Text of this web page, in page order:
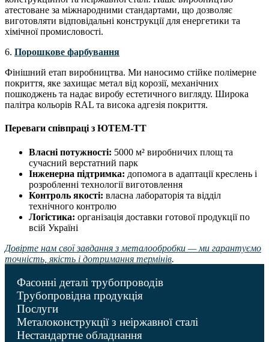
атестоване за міжнародними стандартами, що дозволяє
виготовляти відповідальні конструкції для енергетики та
хімічної промисловості.
6. Порошкове фарбування
Фінішний етап виробництва. Ми наносимо стійке полімерне
покриття, яке захищає метал від корозії, механічних
пошкоджень та надає виробу естетичного вигляду. Широка
палітра кольорів RAL та висока адгезія покриття.
Переваги співпраці з ЮТЕМ-ТТ
Власні потужності: 5000 м² виробничих площ та
сучасний верстатний парк
Інженерна підтримка: допомога в адаптації креслень і
розробленні технології виготовлення
Контроль якості: власна лабораторія та відділ
технічного контролю
Логістика: організація доставки готової продукції по
всій Україні
Довірте нам свої завдання з металообробки — ми гарантуємо
точність, якість і дотримання термінів.
Фасонні деталі трубопроводів
Трубопровідна продукція
Послуги
Металоконструкції з неіржавної сталі
Нестандартне обладнання